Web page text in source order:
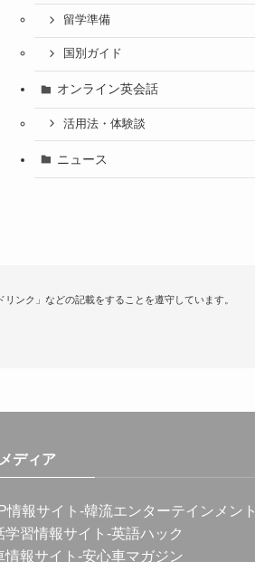
留学準備
国別ガイド
オンライン英会話
活用法・体験談
ニュース
ンク」などの記載をすることを遵守しています。
ディア
情報サイト -韓流エンターテインメント
学習情報サイト -英語ハック
情報サイト -安心車マガジン